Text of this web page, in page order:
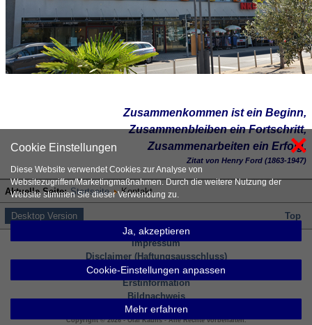
Zusammenkommen ist ein Beginn,
Zusammenbleiben ein Fortschritt,
Zusammenarbeiten ein Erfolg.
Zitat von Henry Ford (1863-1947)
Aktuelle Seite: Startseite Kontakt
Desktop Version Top
Impressum
Disclaimer (Haftungsausschluss)
Datenschutzerklärung
Erstinformation
Bildnachweis
Inhaltsverzeichnis
×
Cookie Einstellungen
Diese Website verwendet Cookies zur Analyse von
Websitezugriffen/Marketingmaßnahmen. Durch die weitere Nutzung der
Website stimmen Sie dieser Verwendung zu.
Ja, akzeptieren
Cookie-Einstellungen anpassen
Mehr erfahren
Copyright © 2026 - Olaf Kauhs - Alle Rechte vorbehalten.